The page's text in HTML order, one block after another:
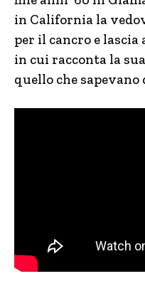
in California la
per il cancro e
in cui racconta la
quello che